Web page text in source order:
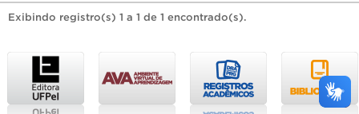
Exibindo registro(s) 1 a 1 de 1 encontrado(s).